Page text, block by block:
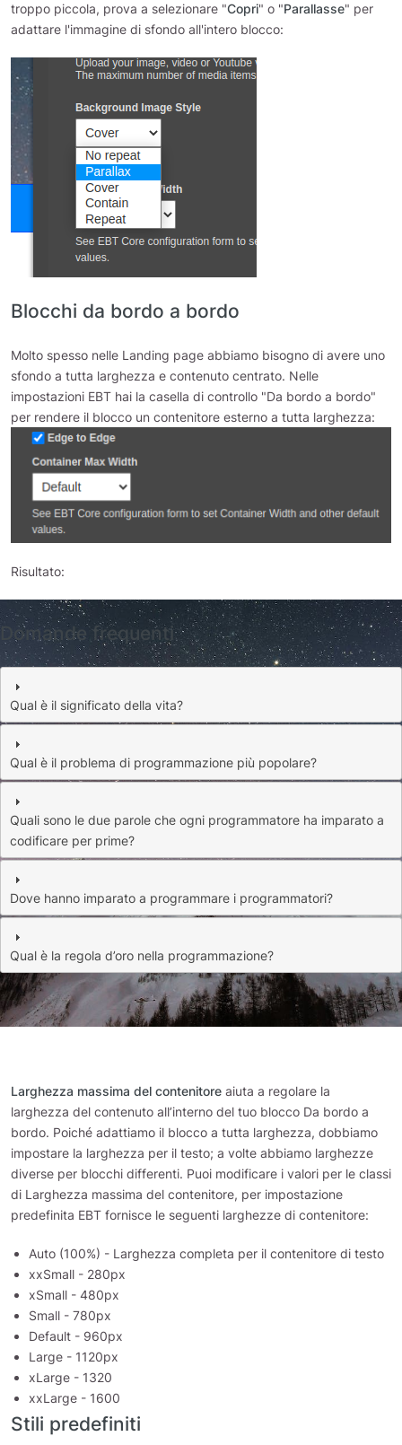
troppo piccola, prova a selezionare "Copri" o "Parallasse" per
adattare l'immagine di sfondo all'intero blocco:
Blocchi da bordo a bordo
Molto spesso nelle Landing page abbiamo bisogno di avere uno
sfondo a tutta larghezza e contenuto centrato. Nelle
impostazioni EBT hai la casella di controllo "Da bordo a bordo"
per rendere il blocco un contenitore esterno a tutta larghezza:
Risultato:
Domande frequenti
Qual è il significato della vita?
Qual è il problema di programmazione più popolare?
Quali sono le due parole che ogni programmatore ha imparato a
codificare per prime?
Dove hanno imparato a programmare i programmatori?
Qual è la regola d’oro nella programmazione?
Larghezza massima del contenitore aiuta a regolare la
larghezza del contenuto all’interno del tuo blocco Da bordo a
bordo. Poiché adattiamo il blocco a tutta larghezza, dobbiamo
impostare la larghezza per il testo; a volte abbiamo larghezze
diverse per blocchi differenti. Puoi modificare i valori per le classi
di Larghezza massima del contenitore, per impostazione
predefinita EBT fornisce le seguenti larghezze di contenitore:
Auto (100%) - Larghezza completa per il contenitore di testo
xxSmall - 280px
xSmall - 480px
Small - 780px
Default - 960px
Large - 1120px
xLarge - 1320
xxLarge - 1600
Stili predefiniti